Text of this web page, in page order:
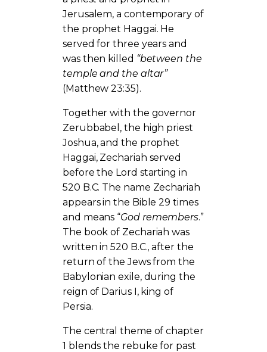
Jerusalem, a contemporary of
the prophet Haggai. He
served for three years and
was then killed “between the
temple and the altar”
(Matthew 23:35).
Together with the governor
Zerubbabel, the high priest
Joshua, and the prophet
Haggai, Zechariah served
before the Lord starting in
520 B.C. The name Zechariah
appears in the Bible 29 times
and means “God remembers.”
The book of Zechariah was
written in 520 B.C., after the
return of the Jews from the
Babylonian exile, during the
reign of Darius I, king of
Persia.
The central theme of chapter
1 blends the rebuke for past